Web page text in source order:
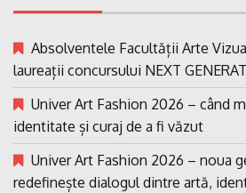
Absolventele Facultății Arte
laureații concursului NEXT
Univer Art Fashion 2026 – când
identitate și curaj de a fi văzut
Univer Art Fashion 2026 – noua
redefinește dialogul dintre artă,